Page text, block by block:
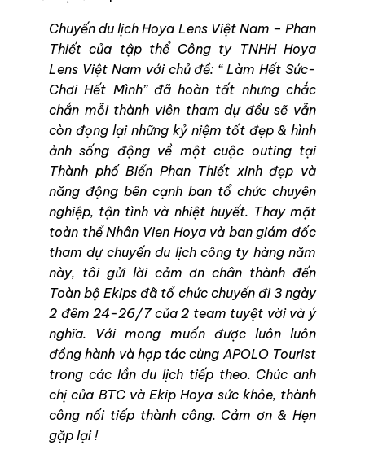
Chuyến du lịch Hoya Lens Việt Nam – Phan
Thiết của tập thể Công ty TNHH Hoya
Lens Việt Nam với chủ đề: “ Làm Hết Sức-
Chơi Hết Mình” đã hoàn tất nhưng chắc
chắn mỗi thành viên tham dự đều sẽ vẫn
còn đọng lại những kỷ niệm tốt đẹp & hình
ảnh sống động về một cuộc outing tại
Thành phố Biển Phan Thiết xinh đẹp và
năng động bên cạnh ban tổ chức chuyên
nghiệp, tận tình và nhiệt huyết. Thay mặt
toàn thể Nhân Vien Hoya và ban giám đốc
tham dự chuyến du lịch công ty hàng năm
này, tôi gửi lời cảm ơn chân thành đến
Toàn bộ Ekips đã tổ chức chuyến đi 3 ngày
2 đêm 24-26/7 của 2 team tuyệt vời và ý
nghĩa. Với mong muốn được luôn luôn
đồng hành và hợp tác cùng APOLO Tourist
trong các lần du lịch tiếp theo. Chúc anh
chị của BTC và Ekip Hoya sức khỏe, thành
công nối tiếp thành công. Cảm ơn & Hẹn
gặp lại !